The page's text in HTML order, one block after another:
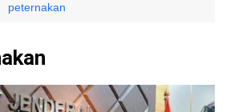
peternakan